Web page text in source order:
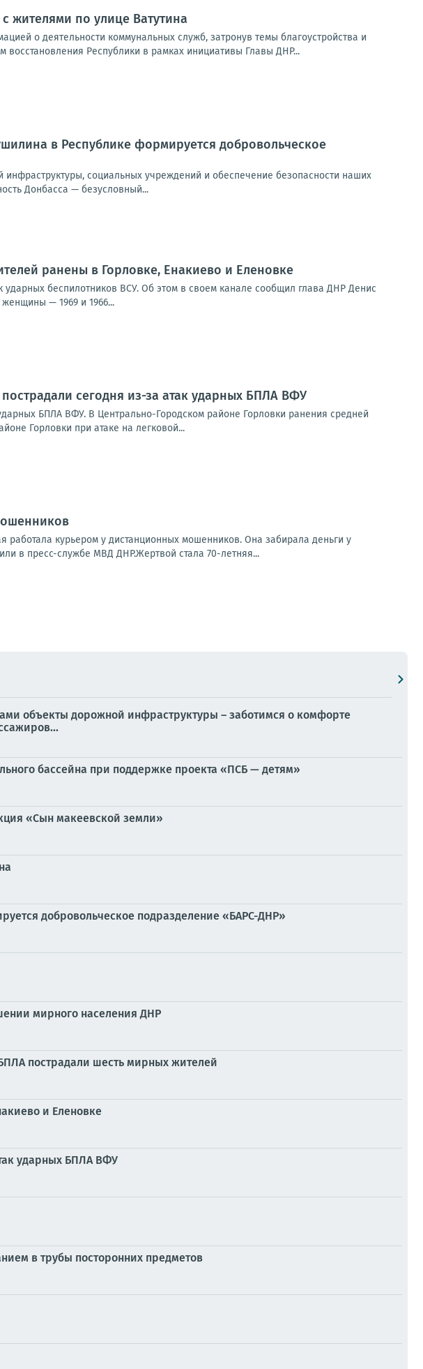
жителями по улице Ватутина
о деятельности коммунальных служб, затронув темы благоустройства и
Республики в рамках инициативы Главы ДНР...
в Республике формируется добровольческое
инфраструктуры, социальных учреждений и обеспечение безопасности наших
Донбасса — безусловный...
ранены в Горловке, Енакиево и Еленовке
беспилотников ВСУ. Об этом в своем канале сообщил глава ДНР Денис
— 1969 и 1966...
сегодня из-за атак ударных БПЛА ВФУ
БПЛА ВФУ. В Центрально-Городском районе Горловки ранения средней
Горловки при атаке на легковой...
курьером у дистанционных мошенников. Она забирала деньги у
в пресс-службе МВД ДНР.Жертвой стала 70-летняя...
объекты дорожной инфраструктуры – заботимся о комфорте
бассейна при поддержке проекта «ПСБ — детям»
«Сын макеевской земли»
добровольческое подразделение «БАРС-ДНР»
мирного населения ДНР
пострадали шесть мирных жителей
и Еленовке
ударных БПЛА ВФУ
в трубы посторонних предметов